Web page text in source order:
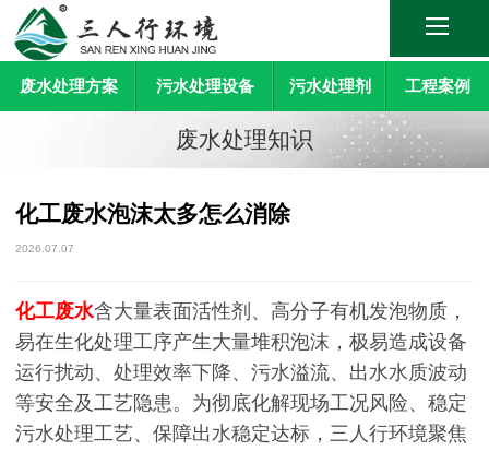
废水处理方案 污水处理设备 污水处理剂 工程案例
废水处理知识
化工废水泡沫太多怎么消除
2026.07.07
化工废水含大量表面活性剂、高分子有机发泡物质，
易在生化处理工序产生大量堆积泡沫，极易造成设备
运行扰动、处理效率下降、污水溢流、出水水质波动
等安全及工艺隐患。为彻底化解现场工况风险、稳定
污水处理工艺、保障出水稳定达标，三人行环境聚焦